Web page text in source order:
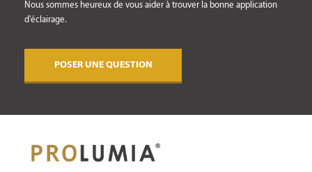
Nous sommes heureux de vous aider à trouver la bonne application
d'éclairage.
POSER UNE QUESTION